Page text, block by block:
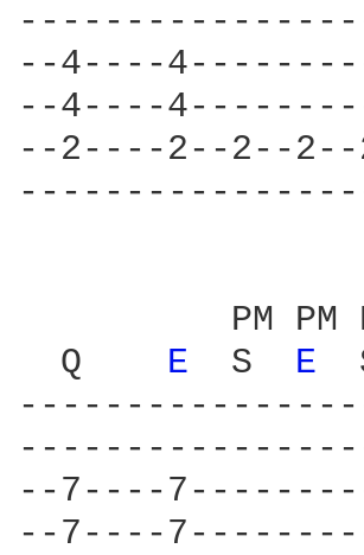
--4----
--4----
--2----2--2--
PM
  Q
E S E
--7----
--7----